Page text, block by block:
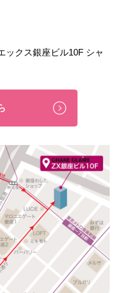
ックス銀座ビル10F シャ